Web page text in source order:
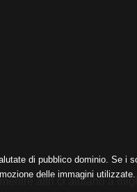
di pubblico dominio. Se i
delle immagini utilizzate.
altri ci aiutano a